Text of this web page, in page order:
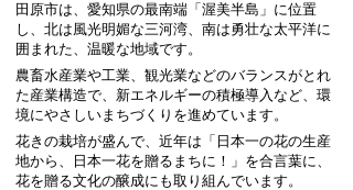
田原市は、愛知県の最南端「渥美半島」に位置
し、北は風光明媚な三河湾、南は勇壮な太平洋に
囲まれた、温暖な地域です。
農畜水産業や工業、観光業などのバランスがとれ
た産業構造で、新エネルギーの積極導入など、環
境にやさしいまちづくりを進めています。
花きの栽培が盛んで、近年は「日本一の花の生産
地から、日本一花を贈るまちに！」を合言葉に、
花を贈る文化の醸成にも取り組んでいます。